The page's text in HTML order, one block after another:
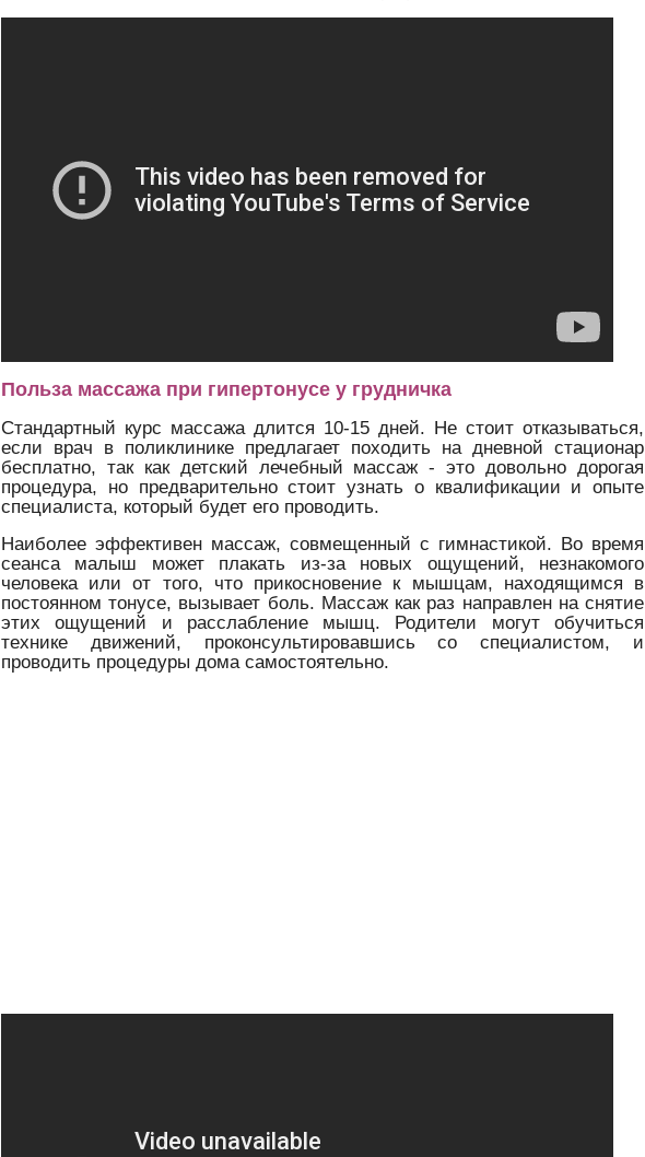
Польза массажа при гипертонусе у грудничка
Стандартный курс массажа длится 10-15 дней. Не стоит отказываться,
если врач в поликлинике предлагает походить на дневной стационар
бесплатно, так как детский лечебный массаж - это довольно дорогая
процедура, но предварительно стоит узнать о квалификации и опыте
специалиста, который будет его проводить.
Наиболее эффективен массаж, совмещенный с гимнастикой. Во время
сеанса малыш может плакать из-за новых ощущений, незнакомого
человека или от того, что прикосновение к мышцам, находящимся в
постоянном тонусе, вызывает боль. Массаж как раз направлен на снятие
этих ощущений и расслабление мышц. Родители могут обучиться
технике движений, проконсультировавшись со специалистом, и
проводить процедуры дома самостоятельно.